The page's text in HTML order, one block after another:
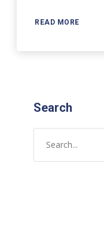
READ MORE
Search